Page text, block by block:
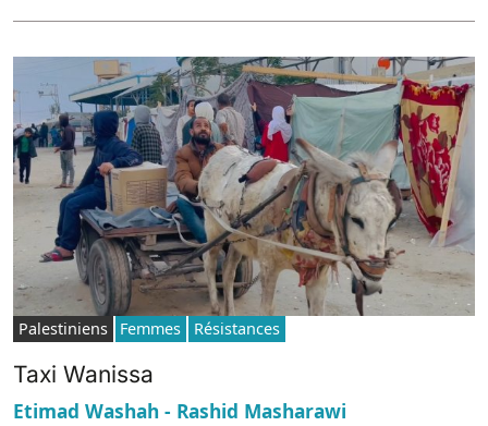
Palestiniens Femmes Résistances
Taxi Wanissa
Etimad Washah - Rashid Masharawi